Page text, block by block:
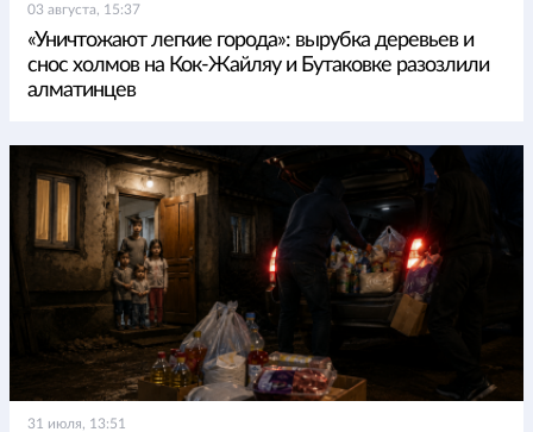
03 августа, 15:37
«Уничтожают легкие города»: вырубка деревьев и
снос холмов на Кок-Жайляу и Бутаковке разозлили
алматинцев
31 июля, 13:51